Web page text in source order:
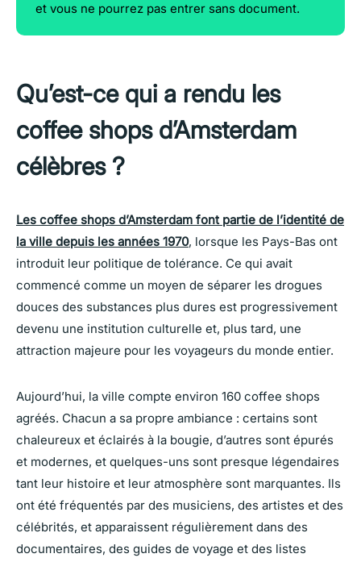
et vous ne pourrez pas entrer sans document.
Qu’est-ce qui a rendu les
coffee shops d’Amsterdam
célèbres ?
Les coffee shops d’Amsterdam font partie de l’identité de
la ville depuis les années 1970, lorsque les Pays-Bas ont
introduit leur politique de tolérance. Ce qui avait
commencé comme un moyen de séparer les drogues
douces des substances plus dures est progressivement
devenu une institution culturelle et, plus tard, une
attraction majeure pour les voyageurs du monde entier.
Aujourd’hui, la ville compte environ 160 coffee shops
agréés. Chacun a sa propre ambiance : certains sont
chaleureux et éclairés à la bougie, d’autres sont épurés
et modernes, et quelques-uns sont presque légendaires
tant leur histoire et leur atmosphère sont marquantes. Ils
ont été fréquentés par des musiciens, des artistes et des
célébrités, et apparaissent régulièrement dans des
documentaires, des guides de voyage et des listes